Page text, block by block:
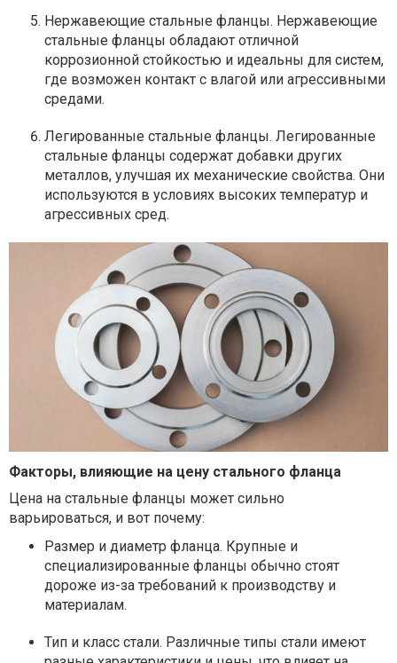
Нержавеющие стальные фланцы. Нержавеющие
стальные фланцы обладают отличной
коррозионной стойкостью и идеальны для систем,
где возможен контакт с влагой или агрессивными
средами.
Легированные стальные фланцы. Легированные
стальные фланцы содержат добавки других
металлов, улучшая их механические свойства. Они
используются в условиях высоких температур и
агрессивных сред.
Факторы, влияющие на цену стального фланца
Цена на стальные фланцы может сильно
варьироваться, и вот почему:
Размер и диаметр фланца. Крупные и
специализированные фланцы обычно стоят
дороже из-за требований к производству и
материалам.
Тип и класс стали. Различные типы стали имеют